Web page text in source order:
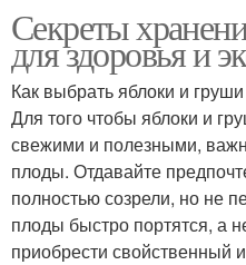
Секреты
для здоровья и
Как выбрать яблоки и
Для того чтобы яблоки и
свежими и полезными,
плоды. Отдавайте
полностью созрели, но не
плоды быстро портятся, а
приобрести свойственный